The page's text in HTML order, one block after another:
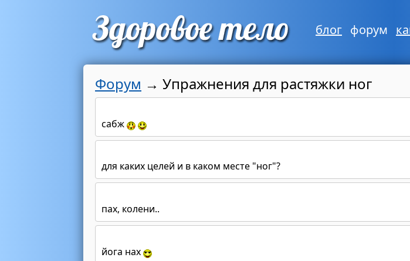
блог форум
Форум → Упражнения для растяжки ног
сабж
для каких целей и в каком месте "ног"?
пах, колени..
йога нах